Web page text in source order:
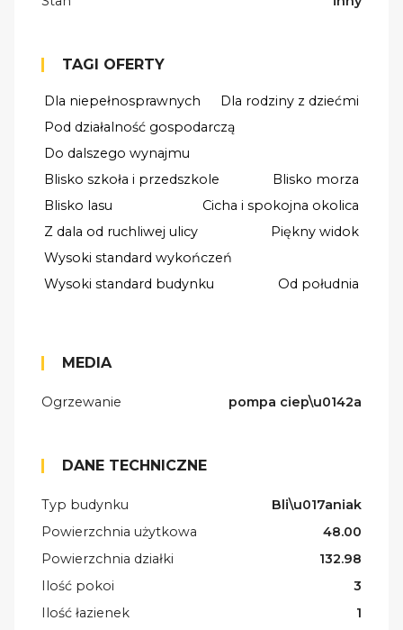
TAGI OFERTY
Dla niepełnosprawnych
Dla rodziny z dziećmi
Pod działalność gospodarczą
Do dalszego wynajmu
Blisko szkoła i przedszkole
Blisko morza
Blisko lasu
Cicha i spokojna okolica
Z dala od ruchliwej ulicy
Piękny widok
Wysoki standard wykończeń
Wysoki standard budynku
Od południa
MEDIA
Ogrzewanie pompa ciep\u0142a
DANE TECHNICZNE
Typ budynku
Bli\u017aniak
Powierzchnia użytkowa
48.00
Powierzchnia działki
132.98
Ilość pokoi
3
Ilość łazienek
1